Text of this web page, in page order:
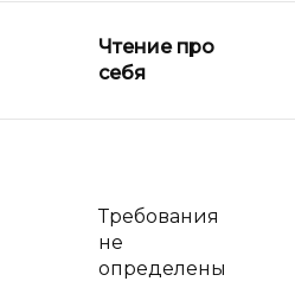
Чтение про
себя
Требования
не
определены